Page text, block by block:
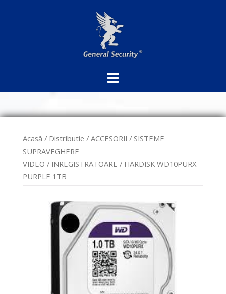
Acasă / Distributie / ACCESORII / SISTEME
SUPRAVEGHERE
VIDEO / INREGISTRATOARE / HARDISK WD10PURX-
PURPLE 1TB